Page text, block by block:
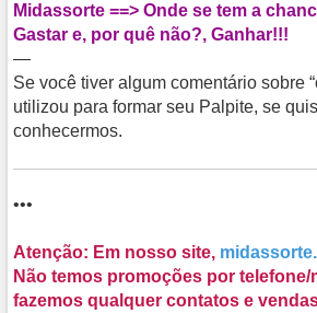
Midassorte ==> Onde se tem a
Gastar e, por quê não?, Ganhar!!!
—
Se você tiver algum comentário sobre
utilizou para formar seu Palpite, se
conhecermos.
•••
Atenção: Em nosso site,
Não temos promoções por
fazemos qualquer contatos e